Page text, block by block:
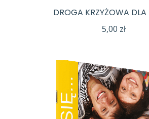
DROGA KRZYŻOWA DLA
5,00 zł